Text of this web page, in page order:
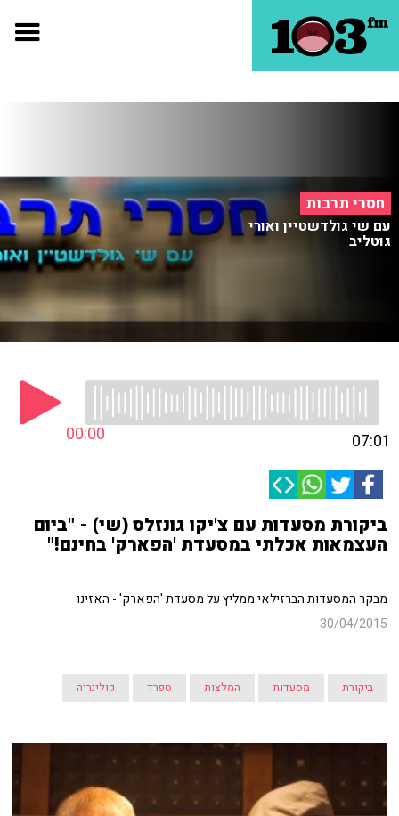
חסרי תרבות
עם שי גולדשטיין ואורי
גוטליב
00:00 07:01
ביקורת מסעדות עם צ'יקו גונזלס (שי) - "ביום
העצמאות אכלתי במסעדת 'הפארק' בחינם!"
מבקר המסעדות הברזילאי ממליץ על מסעדת 'הפארק' - האזינו
30/04/2015
ביקורת מסעדות המלצות ספרד קולינריה